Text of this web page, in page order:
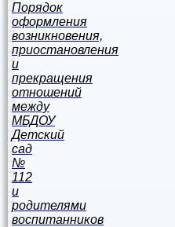
Порядок
оформления
возникновения,
приостановления
и
прекращения
отношений
между
МБДОУ
Детский
сад
№
112
и
родителями
воспитанников